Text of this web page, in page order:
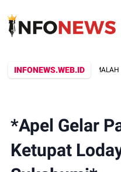
INFONEWS.WEB.ID
PERKARA, MALAH
*Apel Gelar
Ketupat